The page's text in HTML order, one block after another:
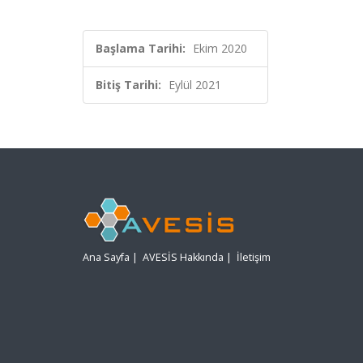
Başlama Tarihi: Ekim 2020
Bitiş Tarihi: Eylül 2021
Ana Sayfa | AVESİS Hakkında | İletişim